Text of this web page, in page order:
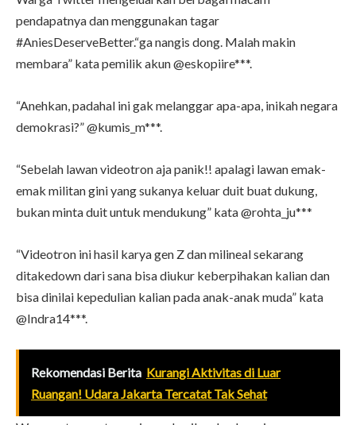
pendapatnya dan menggunakan tagar
#AniesDeserveBetter.“ga nangis dong. Malah makin
membara” kata pemilik akun @eskopiire***.
“Anehkan, padahal ini gak melanggar apa-apa, inikah negara
demokrasi?” @kumis_m***.
“Sebelah lawan videotron aja panik!! apalagi lawan emak-
emak militan gini yang sukanya keluar duit buat dukung,
bukan minta duit untuk mendukung” kata @rohta_ju***
“Videotron ini hasil karya gen Z dan milineal sekarang
ditakedown dari sana bisa diukur keberpihakan kalian dan
bisa dinilai kepedulian kalian pada anak-anak muda” kata
@Indra14***.
Rekomendasi Berita Kurangi Aktivitas di Luar
Ruangan! Udara Jakarta Tercatat Tak Sehat